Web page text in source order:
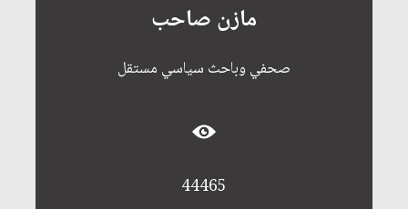
مازن صاحب
صحفي وباحث سياسي مستقل
44465